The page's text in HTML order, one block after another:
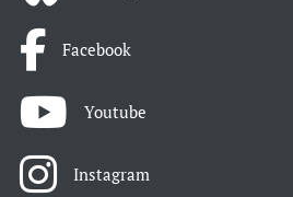
Facebook
Youtube
Instagram